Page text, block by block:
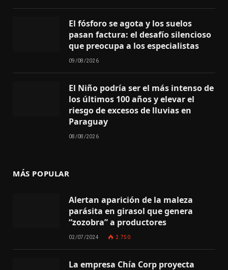
El fósforo se agota y los suelos
pasan factura: el desafío silencioso
que preocupa a los especialistas
09/08/2026
El Niño podría ser el más intenso de
los últimos 100 años y elevar el
riesgo de excesos de lluvias en
Paraguay
08/08/2026
MÁS POPULAR
Alertan aparición de la maleza
parásita en girasol que genera
“zozobra” a productores
02/07/2024 2.750
La empresa Chía Corp proyecta